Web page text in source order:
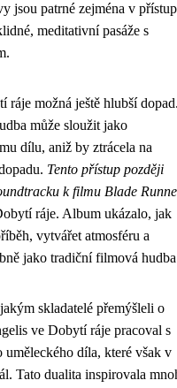
jsou patrné zejména v
meditativní pasáže s
možná ještě hlubší
může sloužit jako
dílu, aniž by ztrácela na
Tento přístup později
k filmu Blade
ráje. Album ukázalo, jak
vytvářet atmosféru a
jako tradiční filmová
skladatelé přemýšleli o
ve Dobytí ráje pracoval s
díla, které však v
Tato dualita inspirovala